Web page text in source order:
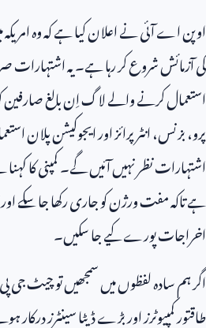
اوپن اے آئی نے اعلان کیا ہے کہ وہ
کی آزمائش شروع کر رہا ہے۔ یہ
استعمال کرنے والے لاگ اِن بالغ
پرو، بزنس، انٹرپرائز اور ایجوکیشن پلان
اشتہارات نظر نہیں آئیں گے۔ کمپنی کا کہنا
ہے تاکہ مفت ورژن کو جاری رکھا جا سکے
اخراجات پورے کیے جا سکیں۔
اگر ہم سادہ لفظوں میں سمجھیں تو چیٹ
طاقتور کمپیوٹرز اور بڑے ڈیٹا سینٹرز